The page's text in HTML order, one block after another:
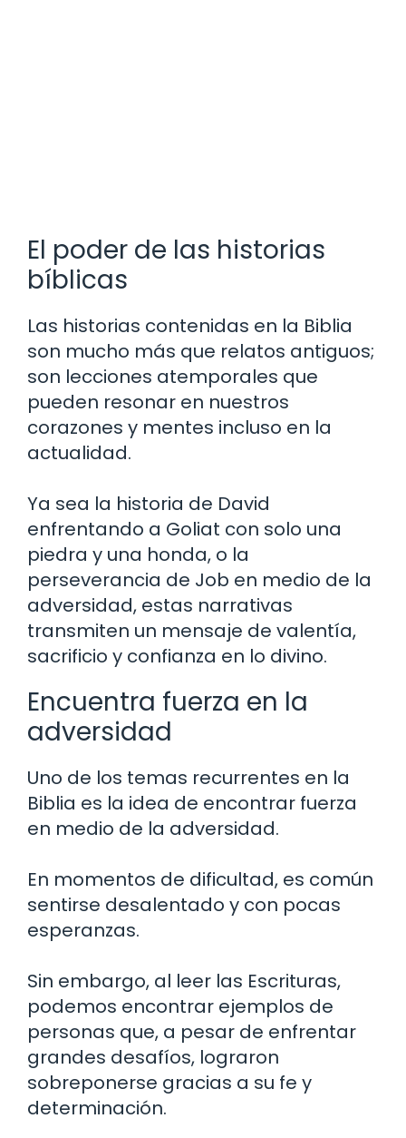
El poder de las historias
bíblicas
Las historias contenidas en la Biblia
son mucho más que relatos antiguos;
son lecciones atemporales que
pueden resonar en nuestros
corazones y mentes incluso en la
actualidad.
Ya sea la historia de David
enfrentando a Goliat con solo una
piedra y una honda, o la
perseverancia de Job en medio de la
adversidad, estas narrativas
transmiten un mensaje de valentía,
sacrificio y confianza en lo divino.
Encuentra fuerza en la
adversidad
Uno de los temas recurrentes en la
Biblia es la idea de encontrar fuerza
en medio de la adversidad.
En momentos de dificultad, es común
sentirse desalentado y con pocas
esperanzas.
Sin embargo, al leer las Escrituras,
podemos encontrar ejemplos de
personas que, a pesar de enfrentar
grandes desafíos, lograron
sobreponerse gracias a su fe y
determinación.